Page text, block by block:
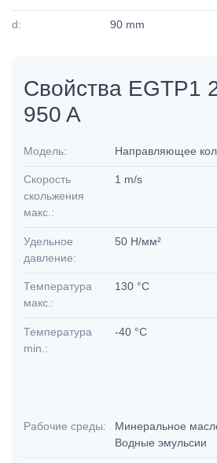
d: 90 mm
Свойства EGTP1
950 A
Модель: Направляющее
Скорость
скольжения
макс.:
1 m/s
Удельное
давление:
50 Н/мм²
Температура
макс.:
130 °C
Температура
min.:
-40 °C
Рабочие среды:
Минеральное
Водные эмульсии